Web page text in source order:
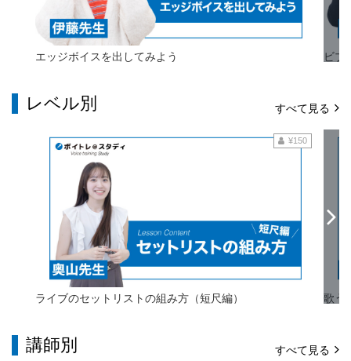
エッジボイスを出してみよう ビブ
レベル別 すべて見る
ライブのセットリストの組み方（短尺編）
¥150
歌う
講師別 すべて見る